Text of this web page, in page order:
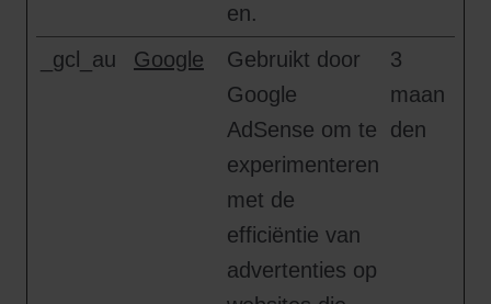
en.
_gcl_au Google
Gebruikt door
Google
AdSense om te
experimenteren
met de
efficiëntie van
advertenties op
3
maan
den